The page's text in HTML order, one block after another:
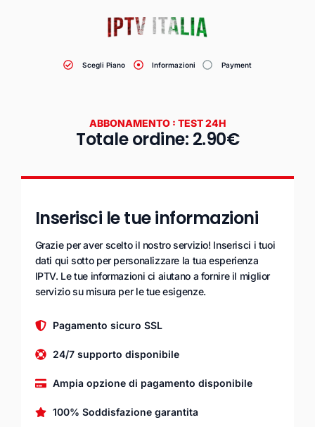
Scegli Piano Informazioni Payment
ABBONAMENTO : TEST 24H
Totale ordine: 2.90€
Inserisci le tue informazioni
Grazie per aver scelto il nostro servizio! Inserisci i tuoi
dati qui sotto per personalizzare la tua esperienza
IPTV. Le tue informazioni ci aiutano a fornire il miglior
servizio su misura per le tue esigenze.
Pagamento sicuro SSL
24/7 supporto disponibile
Ampia opzione di pagamento disponibile
100% Soddisfazione garantita